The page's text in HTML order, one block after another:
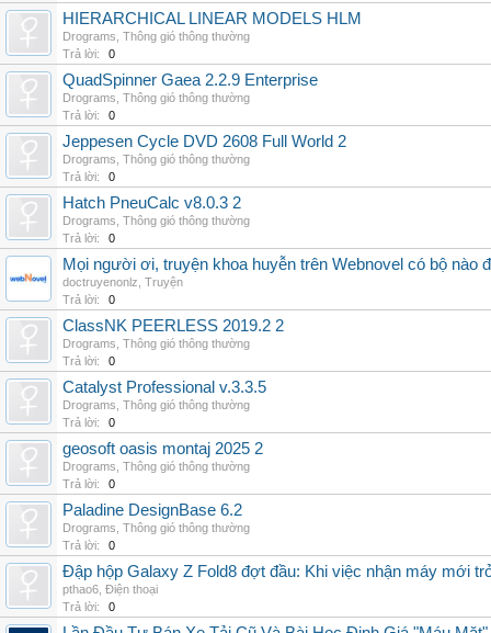
HIERARCHICAL LINEAR MODELS HLM
Drograms Thông gió thông thường
Trả lời:
0
QuadSpinner Gaea 2.2.9 Enterprise
Drograms Thông gió thông thường
Trả lời:
0
Jeppesen Cycle DVD 2608 Full World 2
Drograms Thông gió thông thường
Trả lời:
0
Hatch PneuCalc v8.0.3 2
Drograms Thông gió thông thường
Trả lời:
0
Mọi người ơi, truyện khoa huyễn trên Webnovel có bộ nào
doctruyenonlz Truyện
Trả lời:
0
ClassNK PEERLESS 2019.2 2
Drograms Thông gió thông thường
Trả lời:
0
Catalyst Professional v.3.3.5
Drograms Thông gió thông thường
Trả lời:
0
geosoft oasis montaj 2025 2
Drograms Thông gió thông thường
Trả lời:
0
Paladine DesignBase 6.2
Drograms Thông gió thông thường
Trả lời:
0
Đập hộp Galaxy Z Fold8 đợt đầu: Khi việc nhận máy mới
pthao6 Điện thoại
Trả lời:
0